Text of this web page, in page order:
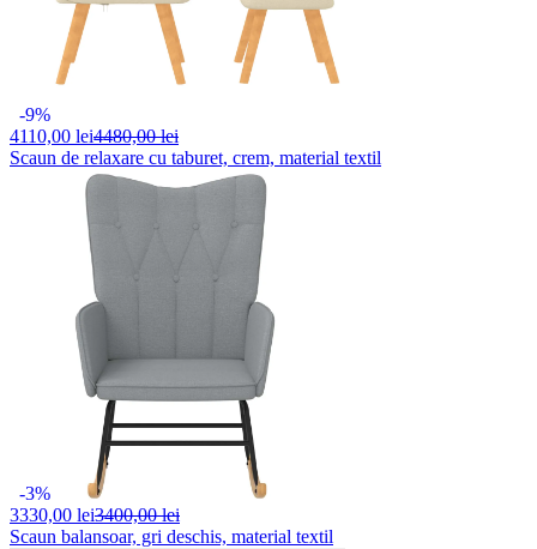
-9%
4110,00 lei4480,00 lei
Scaun de relaxare cu taburet, crem, material textil
-3%
3330,00 lei3400,00 lei
Scaun balansoar, gri deschis, material textil